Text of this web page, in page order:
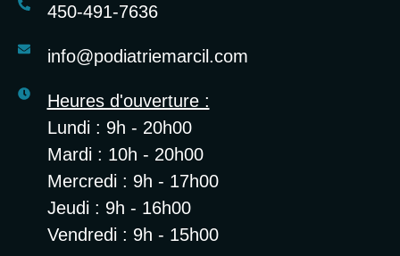
450-491-7636
info@podiatriemarcil.com
Heures d'ouverture :
Lundi : 9h - 20h00
Mardi : 10h - 20h00
Mercredi : 9h - 17h00
Jeudi : 9h - 16h00
Vendredi : 9h - 15h00